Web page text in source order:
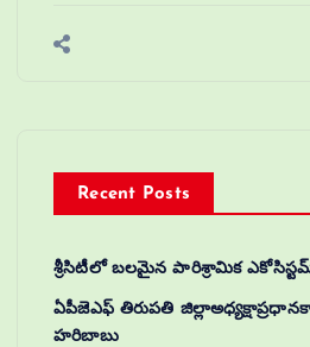
Recent Posts
శ్రీసిటీలో బలమైన పారిశ్రామిక ఎకోసిస్టమ్
ఏపీజెఎఫ్ తిరుపతి
హరిబాబు